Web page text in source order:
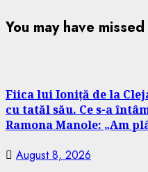
You may have missed
Fiica lui Ioniță de la
cu tatăl său. Ce s-a
Ramona Manole: „Am
August 8, 2026